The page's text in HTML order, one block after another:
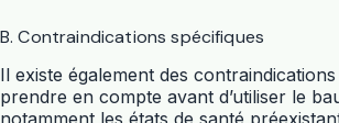
B. Contraindications spécifiques
Il existe également des
prendre en compte avant d’utiliser le